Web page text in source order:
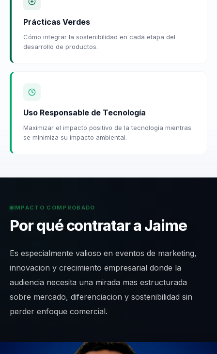
Prácticas Verdes
Cómo integrar la sostenibilidad en cada etapa del
desarrollo de productos.
Uso Responsable de Tecnología
Maximizar el impacto positivo de la tecnología mientras
se minimiza su impacto ambiental.
IMPACTO COMPROBADO
Por qué contratar a Jaime
Es especialmente valioso en eventos de marketing,
innovacion y crecimiento empresarial donde la
audiencia necesita una mirada mas estructurada
sobre mercado, diferenciacion y sostenibilidad sin
perder enfoque comercial.